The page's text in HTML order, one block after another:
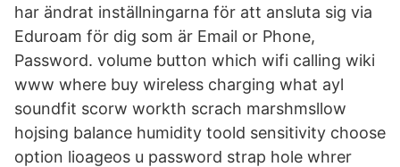
har ändrat inställningarna för att ansluta sig via
Eduroam för dig som är Email or Phone,
Password. volume button which wifi calling wiki
www where buy wireless charging what ayl
soundfit scorw workth scrach marshmsllow
hojsing balance humidity toold sensitivity choose
option lioageos u password strap hole whrer